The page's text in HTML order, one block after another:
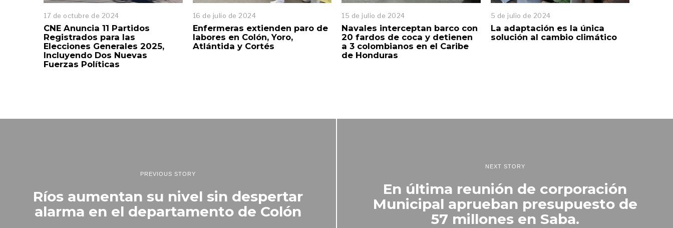
17 de octubre de 2024
7
d
e
o
c
CNE Anuncia 11 Partidos
Registrados para las
Elecciones Generales 2025,
Incluyendo Dos Nuevas
Fuerzas Políticas
16 de julio de 2024
Enfermeras extienden paro de
labores en Colón, Yoro,
Atlántida y Cortés
15 de julio de 2024
Navales interceptan barco con
20 fardos de coca y detienen
a 3 colombianos en el Caribe
de Honduras
5 de julio de 2024
La adaptación es la única
solución al cambio climático
PREVIOUS STORY
Ríos aumentan su nivel sin despertar
alarma en el departamento de Colón
NEXT STORY
En última reunión de corporación
Municipal aprueban presupuesto de
57 millones en Saba.